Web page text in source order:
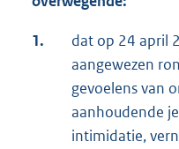
1.
dat op 24 april
aangewezen
gevoelens van
aanhoudende
intimidatie,